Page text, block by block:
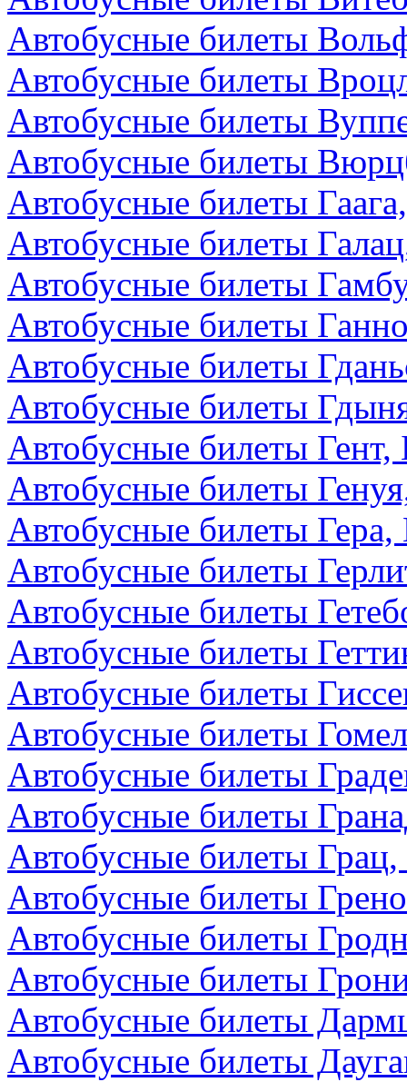
Автобусные билеты
Автобусные билеты
Автобусные билеты
Автобусные билеты
Автобусные билеты
Автобусные билеты
Автобусные билеты
Автобусные билеты
Автобусные билеты
Автобусные билеты
Автобусные билеты Гент,
Автобусные билеты
Автобусные билеты Гера,
Автобусные билеты
Автобусные билеты
Автобусные билеты
Автобусные билеты
Автобусные билеты
Автобусные билеты
Автобусные билеты
Автобусные билеты
Автобусные билеты
Автобусные билеты
Автобусные билеты
Автобусные билеты
Автобусные билеты